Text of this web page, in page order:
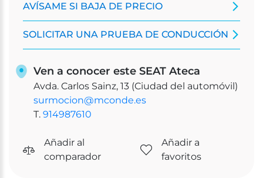
AVÍSAME SI BAJA DE PRECIO
SOLICITAR UNA PRUEBA DE CONDUCCIÓN
Ven a conocer este SEAT Ateca
Avda. Carlos Sainz, 13 (Ciudad del automóvil)
surmocion@mconde.es
T. 914987610
Añadir al
comparador
Añadir a
favoritos